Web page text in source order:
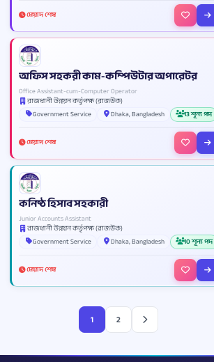
মেয়াদ শেষ
অফিস সহকরী কাম-কম্পিউটার অপারেটর
Office Assistant-cum-Computer Operator
রাজধানী উন্নয়ন কর্তৃপক্ষ (রাজউক)
Government Service
Dhaka, Bangladesh 13 শূন্য পদ
মেয়াদ শেষ
কনিষ্ঠ হিসাব সহকারী
Junior Accounts Assistant
রাজধানী উন্নয়ন কর্তৃপক্ষ (রাজউক)
Government Service
Dhaka, Bangladesh 10 শূন্য পদ
মেয়াদ শেষ
1 2